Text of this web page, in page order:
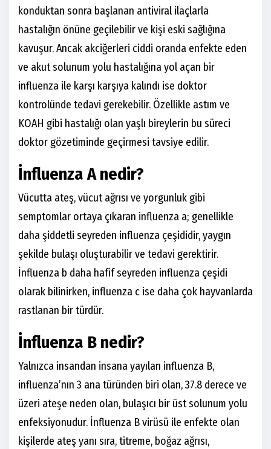
konduktan sonra başlanan antiviral ilaçlarla
hastalığın önüne geçilebilir ve kişi eski sağlığına
kavuşur. Ancak akciğerleri ciddi oranda enfekte eden
ve akut solunum yolu hastalığına yol açan bir
influenza ile karşı karşıya kalındı ise doktor
kontrolünde tedavi gerekebilir. Özellikle astım ve
KOAH gibi hastalığı olan yaşlı bireylerin bu süreci
doktor gözetiminde geçirmesi tavsiye edilir.
İnfluenza A nedir?
Vücutta ateş, vücut ağrısı ve yorgunluk gibi
semptomlar ortaya çıkaran influenza a; genellikle
daha şiddetli seyreden influenza çeşididir, yaygın
şekilde bulaşı oluşturabilir ve tedavi gerektirir.
İnfluenza b daha hafif seyreden influenza çeşidi
olarak bilinirken, influenza c ise daha çok hayvanlarda
rastlanan bir türdür.
İnfluenza B nedir?
Yalnızca insandan insana yayılan influenza B,
influenza’nın 3 ana türünden biri olan, 37.8 derece ve
üzeri ateşe neden olan, bulaşıcı bir üst solunum yolu
enfeksiyonudur. İnfluenza B virüsü ile enfekte olan
kişilerde ateş yanı sıra, titreme, boğaz ağrısı,